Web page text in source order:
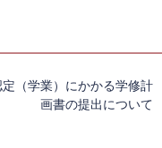
（学業）にかかる学修計
画書の提出について